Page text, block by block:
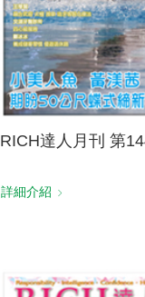
RICH達人月刊 第
詳細介紹